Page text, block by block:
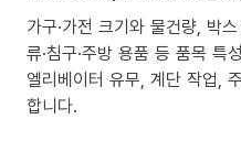
가구·가전 크기와 물건량, 박
류·침구·주방 용품 등 품목 특
엘리베이터 유무, 계단 작업,
합니다.